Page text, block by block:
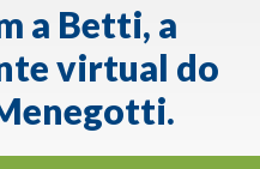
a Betti, a
virtual do